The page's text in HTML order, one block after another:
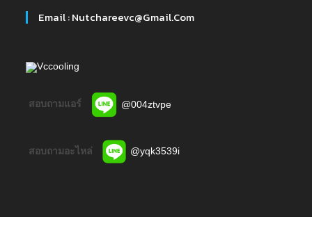
Email : Nutchareevc@gmail.com
Vccooling
สอบถามแอร์ @004ztvpe
สอบถามอะไหล่ @yqk3539i